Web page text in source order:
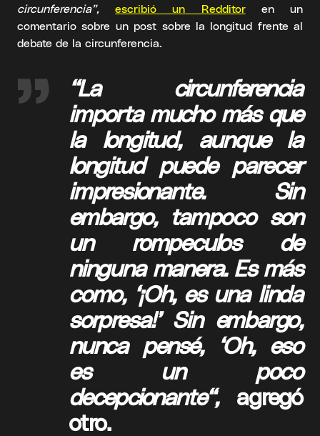
circunferencia”,
escribió un Redditoren un
comentario sobre un post sobre la longitud frente al
debate de la circunferencia.
“La circunferencia
importa mucho más que
la longitud, aunque la
longitud puede parecer
impresionante. Sin
embargo, tampoco son
un rompeculos de
ninguna manera. Es más
como, ‘¡Oh, es una linda
sorpresa!’ Sin embargo,
nunca pensé, ‘Oh, eso
es un poco
decepcionante“,agregó
otro.